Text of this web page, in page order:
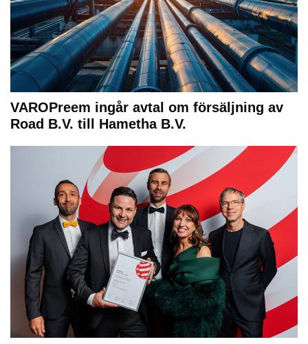
VAROPreem ingår avtal om försäljning av
Road B.V. till Hametha B.V.